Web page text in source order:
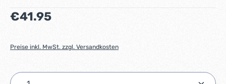
Regulärer Preis:
€41.95
Preise inkl. MwSt. zzgl. Versandkosten
Produkt Anzahl: Gib den gewünschten Wert ein